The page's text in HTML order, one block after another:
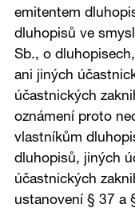
emitentem
dluhopisů ve
Sb., o
ani jiných
účastnických
oznámení proto
vlastníkům
dluhopisů, jiných
účastnických
ustanovení § 37 a